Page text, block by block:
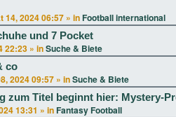
14, 2024 06:57 » in Football international
und 7 Pocket
22:23 » inSuche & Biete
co
2024 09:57 » inSuche & Biete
zum Titel beginnt hier: Mystery-
13:31 » in Fantasy Football